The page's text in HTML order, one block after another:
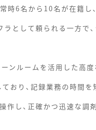
6名から10名が在籍し
として頼られる一方で
ンルームを活用した高
おり、記録業務の時間を
し、正確かつ迅速な調